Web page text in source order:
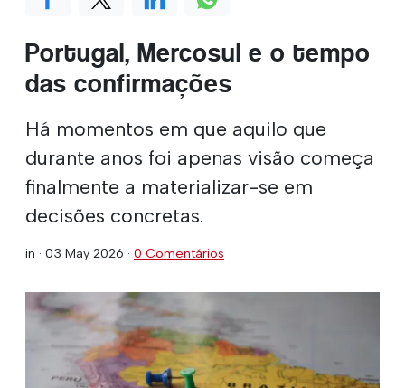
Portugal, Mercosul e o tempo
das confirmações
Há momentos em que aquilo que
durante anos foi apenas visão começa
finalmente a materializar-se em
decisões concretas.
in · 03 May 2026 · 0 Comentários